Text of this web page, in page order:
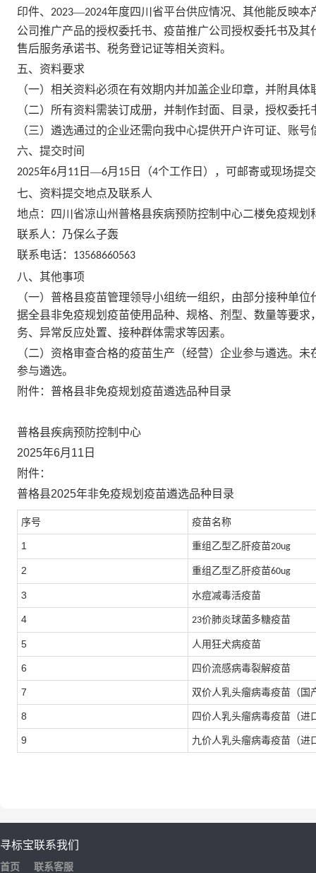
印件、 2023—2024年度四川省平台供应情况、其他能反映
公司推广产品的授权委托书、疫苗推广公司授权委托书及
售后服务承诺书、税务登记证等相关资料。
五、资料要求
（一）相关资料必须在有效期内并加盖企业印章，并附具
（二）所有资料需装订成册，并制作封面、目录，授权委
（三）遴选通过的企业还需向我中心提供开户许可证、账
六、提交时间
2025年6月 11 日—6月 15 日（4个工作日），可邮寄或现场提
七、资料提交地点及联系人
地点：四川省凉山州普格县疾病预防控制中心二楼免疫规
联系人：乃保么子轰
联系电话： 13568660563
八、其他事项
（一）普格县疫苗管理领导小组统一组织，由部分接种单
据全县非免疫规划疫苗使用品种、规格、剂型、数量等要
务、异常反应处置、接种群体需求等因素。
（二）资格审查合格的疫苗生产（经营）企业参与遴选。
参与遴选。
附件：普格县非免疫规划疫苗遴选品种目录
普格县疾病预防控制中心
2025年6月 11 日
附件：
普格县2025年非免疫规划疫苗遴选品种目录
序号 疫苗名称
1 重组乙型乙肝疫苗20ug
2 重组乙型乙肝疫苗60ug
3 水痘减毒活疫苗
4 23价肺炎球菌多糖疫苗
5 人用狂犬病疫苗
6 四价流感病毒裂解疫苗
7 双价人乳头瘤病毒疫苗（国
8 四价人乳头瘤病毒疫苗（进
9 九价人乳头瘤病毒疫苗（进
寻标宝
首页
联系我们
联系客服